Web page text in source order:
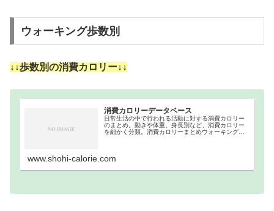
ウォーキング歩数別
↓↓歩数別の消費カロリー↓↓
消費カロリーデータベース
日常生活の中で行われる活動に対する消費カロリー
のまとめ。動きや体重、身長別など、消費カロリー
を細かく分類。消費カロリーまとめウォーキング｜
www.shohi-calorie.com